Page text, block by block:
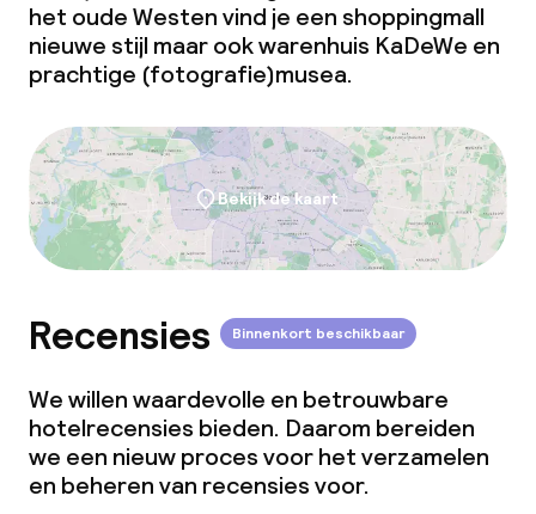
het oude Westen vind je een shoppingmall
nieuwe stijl maar ook warenhuis KaDeWe en
prachtige (fotografie)musea.
Bekijk de kaart
Recensies Binnenkort beschikbaar
We willen waardevolle en betrouwbare
hotelrecensies bieden. Daarom bereiden
we een nieuw proces voor het verzamelen
en beheren van recensies voor.